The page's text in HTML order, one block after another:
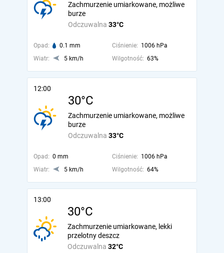
Odczuwalna 33°C
Zachmurzenie umiarkowane, możliwe
burze
Opad: 0.1 mm Ciśnienie: 1006 hPa
Wiatr:
5 km/h Wilgotność: 63%
12:00
30°C
Odczuwalna 33°C
Zachmurzenie umiarkowane, możliwe
burze
Opad: 0 mm Ciśnienie: 1006 hPa
Wiatr:
5 km/h Wilgotność: 64%
13:00
30°C
Odczuwalna 32°C
Zachmurzenie umiarkowane, lekki
przelotny deszcz